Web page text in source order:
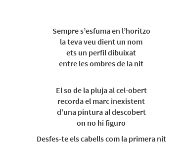
Sempre s’esfuma en l’horitzo
la teva veu dient un nom
ets un perfil dibuixat
entre les ombres de la nit
El so de la pluja al cel-obert
recorda el marc inexistent
d’una pintura al descobert
on no hi figuro
Desfes-te els cabells com la primera nit